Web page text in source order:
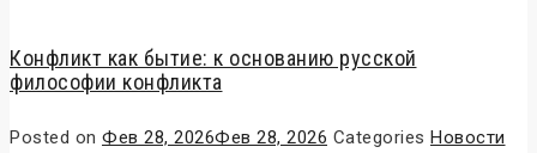
Конфликт как бытие: к основанию русской
философии конфликта
Posted on Фев 28, 2026Фев 28, 2026 Categories Новости